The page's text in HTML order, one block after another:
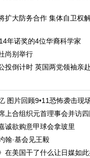
扩大防务合作 集体自卫权
年诺奖的4位华裔科学家
尚别举行
投倒计时 英国两党领袖亲
图片回顾9•11恐怖袭击现
上合组织元首理事会并访四
诚欲购意甲球会拿玻里
翰·基会见王毅
在美国干了什么让日媒如此